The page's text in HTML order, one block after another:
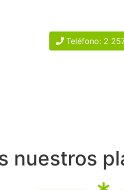
Teléfono: 2
nuestros